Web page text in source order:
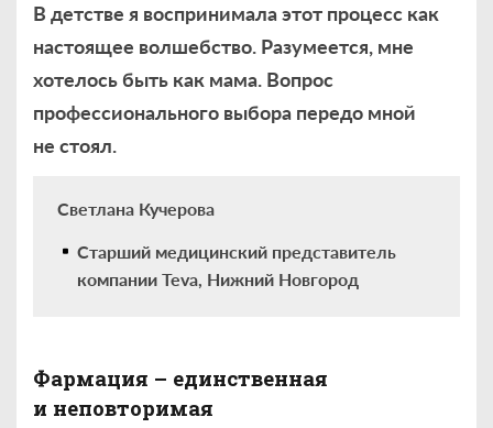
В детстве я воспринимала этот процесс как
настоящее волшебство. Разумеется, мне
хотелось быть как мама. Вопрос
профессионального выбора передо мной
не стоял.
Светлана Кучерова
Старший медицинский представитель
компании Teva, Нижний Новгород
Фармация – единственная
и неповторимая